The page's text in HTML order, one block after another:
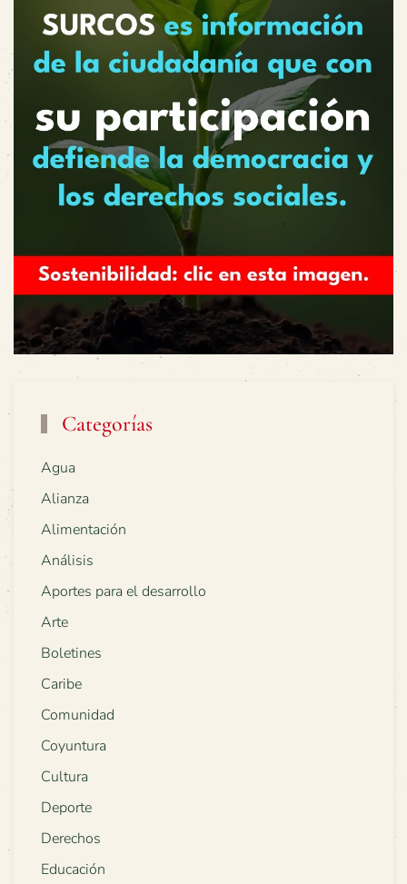
Categorías
Agua
Alianza
Alimentación
Análisis
Aportes para el desarrollo
Arte
Boletines
Caribe
Comunidad
Coyuntura
Cultura
Deporte
Derechos
Educación